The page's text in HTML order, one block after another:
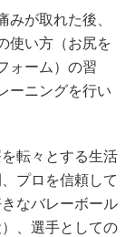
みが取れた後、
使い方（お尻を
ォーム）の習
ーニングを行い
転々とする生活
プロを信頼して
なバレーボール
、選手としての